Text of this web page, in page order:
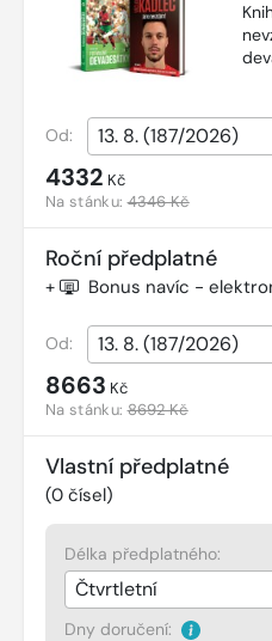
Od:
4332 Kč
Na stánku:4346 Kč
Roční předplatné
+ Bonus navíc -
Od:
8663 Kč
Na stánku:8692 Kč
Vlastní předplatné
(0 čísel)
Délka předplatného:
Dny doručení: